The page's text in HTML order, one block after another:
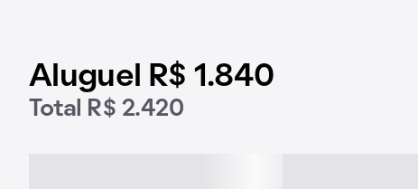
Aluguel R$ 1.840
Total R$ 2.420